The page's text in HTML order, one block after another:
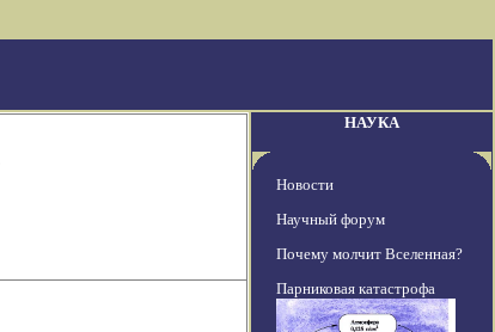
НАУКА
Новости
Научный форум
Почему молчит Вселенная?
Парниковая катастрофа